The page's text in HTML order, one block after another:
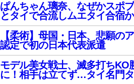
ぱんちゃん璃奈、なぜかスポ
とタイで合流しムエタイ合宿か
【柔術】母国・日本、悲願の
認定で初の日本代表派遣
モデル美女戦士、滅多打ちKO
に！相手は立てず…タイ名門